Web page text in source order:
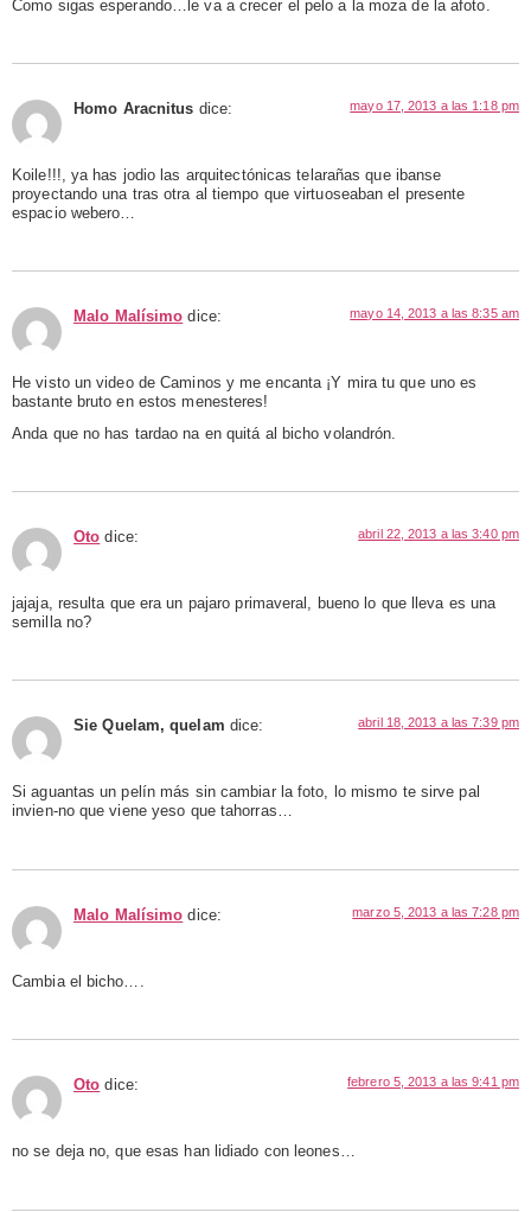
Como sigas esperando…le va a crecer el pelo a la moza de la afoto.
Homo Aracnitus dice: mayo 17, 2013 a las 1:18 pm
Koile!!!, ya has jodio las arquitectónicas telarañas que ibanse
proyectando una tras otra al tiempo que virtuoseaban el presente
espacio webero…
Malo Malísimo dice: mayo 14, 2013 a las 8:35 am
He visto un video de Caminos y me encanta ¡Y mira tu que uno es
bastante bruto en estos menesteres!
Anda que no has tardao na en quitá al bicho volandrón.
Oto dice: abril 22, 2013 a las 3:40 pm
jajaja, resulta que era un pajaro primaveral, bueno lo que lleva es una
semilla no?
Sie Quelam, quelam dice: abril 18, 2013 a las 7:39 pm
Si aguantas un pelín más sin cambiar la foto, lo mismo te sirve pal
invien-no que viene yeso que tahorras…
Malo Malísimo dice: marzo 5, 2013 a las 7:28 pm
Cambia el bicho….
Oto dice: febrero 5, 2013 a las 9:41 pm
no se deja no, que esas han lidiado con leones…